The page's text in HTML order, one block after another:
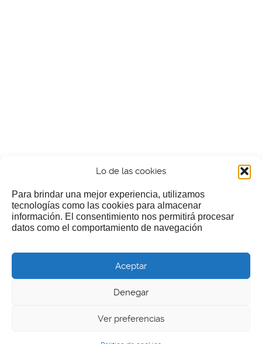
Lo de las cookies
Para brindar una mejor experiencia, utilizamos
tecnologías como las cookies para almacenar
información. El consentimiento nos permitirá procesar
datos como el comportamiento de navegación
Aceptar
Denegar
Ver preferencias
¿Nos invitas a un cafecillo?
Si te gusta nuestra web puedes echar limosna a estos